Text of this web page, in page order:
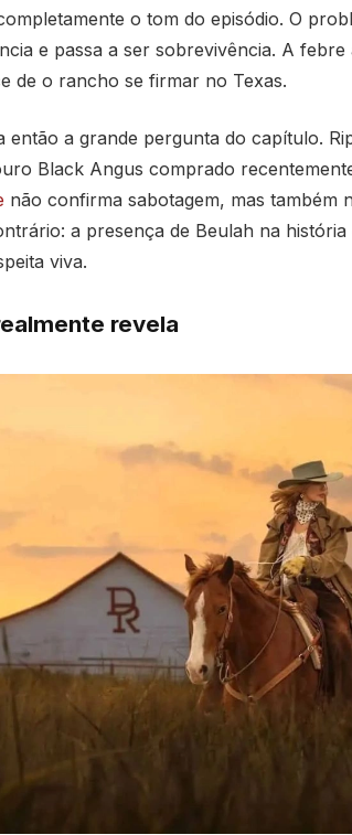
o tom do episódio. O
e passa a ser sobrevivência. A febre
de o rancho se firmar no Texas.
então a grande pergunta do capítulo.
Black Angus comprado
não confirma sabotagem, mas também
a presença de Beulah na
viva.
revela